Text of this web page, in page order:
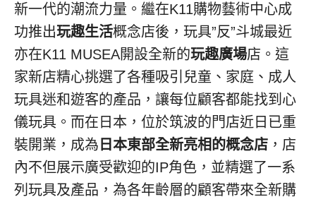
新一代的潮流力量。繼在K11購物藝術中心成
功推出玩趣生活概念店後，玩具”反”斗城最近
亦在K11 MUSEA開設全新的玩趣廣場店。這
家新店精心挑選了各種吸引兒童、家庭、成人
玩具迷和遊客的產品，讓每位顧客都能找到心
儀玩具。而在日本，位於筑波的門店近日已重
裝開業，成為 日本東部全新亮相的概念店 ，店
內不但展示廣受歡迎的IP角色，並精選了一系
列玩具及產品，為各年齡層的顧客帶來全新購